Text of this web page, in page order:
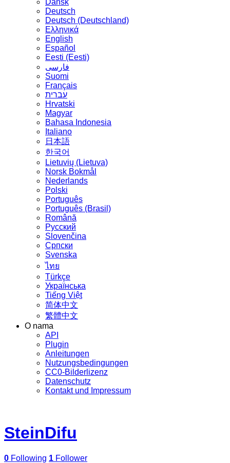
Dansk
Deutsch
Deutsch (Deutschland)
Ελληνικά
English
Español
Eesti (Eesti)
فارسی
Suomi
Français
עברית
Hrvatski
Magyar
Bahasa Indonesia
Italiano
日本語
한국어
Lietuvių (Lietuva)
‪Norsk Bokmål‬
Nederlands
Polski
Português
Português (Brasil)
Română
Русский
Slovenčina
Српски
Svenska
ไทย
Türkçe
Українська
Tiếng Việt
简体中文
繁體中文
O nama
API
Plugin
Anleitungen
Nutzungsbedingungen
CC0-Bilderlizenz
Datenschutz
Kontakt und Impressum
SteinDifu
0 Following 1 Follower